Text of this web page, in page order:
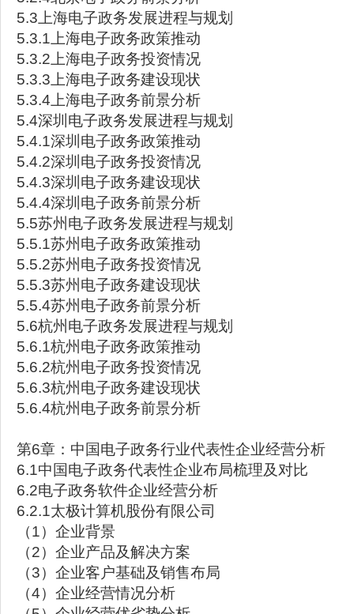
5.3上海电子政务发展进程与规划
5.3.1上海电子政务政策推动
5.3.2上海电子政务投资情况
5.3.3上海电子政务建设现状
5.3.4上海电子政务前景分析
5.4深圳电子政务发展进程与规划
5.4.1深圳电子政务政策推动
5.4.2深圳电子政务投资情况
5.4.3深圳电子政务建设现状
5.4.4深圳电子政务前景分析
5.5苏州电子政务发展进程与规划
5.5.1苏州电子政务政策推动
5.5.2苏州电子政务投资情况
5.5.3苏州电子政务建设现状
5.5.4苏州电子政务前景分析
5.6杭州电子政务发展进程与规划
5.6.1杭州电子政务政策推动
5.6.2杭州电子政务投资情况
5.6.3杭州电子政务建设现状
5.6.4杭州电子政务前景分析
第6章：中国电子政务行业代表性企业经营分析
6.1中国电子政务代表性企业布局梳理及对比
6.2电子政务软件企业经营分析
6.2.1太极计算机股份有限公司
（1）企业背景
（2）企业产品及解决方案
（3）企业客户基础及销售布局
（4）企业经营情况分析